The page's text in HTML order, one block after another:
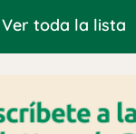
Ver toda la lista